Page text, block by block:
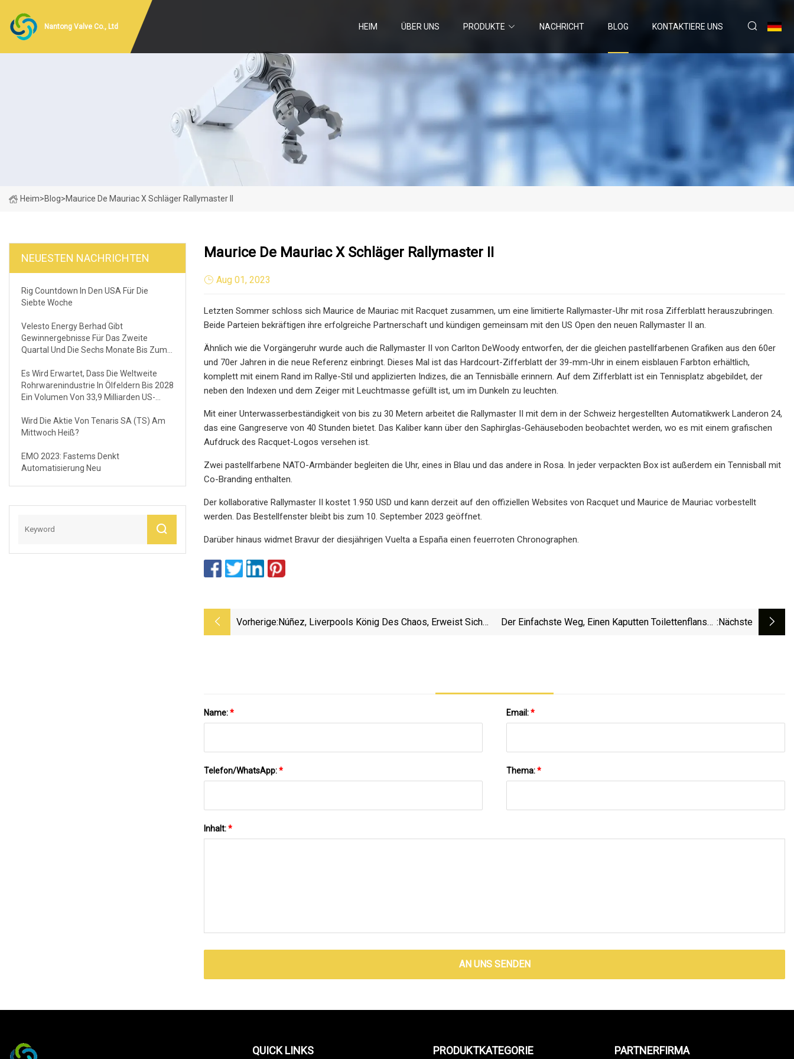
Nantong Valve Co., Ltd HEIM ÜBER UNS PRODUKTE NACHRICHT BLOG KONTAKTIERE UNS
Heim>Blog>Maurice De Mauriac X Schläger Rallymaster II
NEUESTEN NACHRICHTEN
Rig Countdown In Den USA Für Die
Siebte Woche
Velesto Energy Berhad Gibt
Gewinnergebnisse Für Das Zweite
Quartal Und Die Sechs Monate Bis Zum
Es Wird Erwartet, Dass Die Weltweite
Rohrwarenindustrie In Ölfeldern Bis 2028
Ein Volumen Von 33,9 Milliarden US-
Wird Die Aktie Von Tenaris SA (TS) Am
Mittwoch Heiß?
EMO 2023: Fastems Denkt
Automatisierung Neu
Maurice De Mauriac X Schläger Rallymaster II
Aug 01, 2023
Letzten Sommer schloss sich Maurice de Mauriac mit Racquet zusammen, um eine limitierte Rallymaster-Uhr mit rosa Zifferblatt herauszubringen.
Beide Parteien bekräftigen ihre erfolgreiche Partnerschaft und kündigen gemeinsam mit den US Open den neuen Rallymaster II an.
Ähnlich wie die Vorgängeruhr wurde auch die Rallymaster II von Carlton DeWoody entworfen, der die gleichen pastellfarbenen Grafiken aus den 60er
und 70er Jahren in die neue Referenz einbringt. Dieses Mal ist das Hardcourt-Zifferblatt der 39-mm-Uhr in einem eisblauen Farbton erhältlich,
komplett mit einem Rand im Rallye-Stil und applizierten Indizes, die an Tennisbälle erinnern. Auf dem Zifferblatt ist ein Tennisplatz abgebildet, der
neben den Indexen und dem Zeiger mit Leuchtmasse gefüllt ist, um im Dunkeln zu leuchten.
Mit einer Unterwasserbeständigkeit von bis zu 30 Metern arbeitet die Rallymaster II mit dem in der Schweiz hergestellten Automatikwerk Landeron 24,
das eine Gangreserve von 40 Stunden bietet. Das Kaliber kann über den Saphirglas-Gehäuseboden beobachtet werden, wo es mit einem grafischen
Aufdruck des Racquet-Logos versehen ist.
Zwei pastellfarbene NATO-Armbänder begleiten die Uhr, eines in Blau und das andere in Rosa. In jeder verpackten Box ist außerdem ein Tennisball mit
Co-Branding enthalten.
Der kollaborative Rallymaster II kostet 1.950 USD und kann derzeit auf den offiziellen Websites von Racquet und Maurice de Mauriac vorbestellt
werden. Das Bestellfenster bleibt bis zum 10. September 2023 geöffnet.
Darüber hinaus widmet Bravur der diesjährigen Vuelta a España einen feuerroten Chronographen.
Vorherige:Núñez, Liverpools König Des Chaos, Erweist Sich
Der Einfachste Weg, Einen Kaputten Toilettenflansch :nächste
Name:* Email:*
Telefon/WhatsApp:* Thema:*
Inhalt:*
AN UNS SENDEN
QUICK LINKS PRODUKTKATEGORIE PARTNERFIRMA